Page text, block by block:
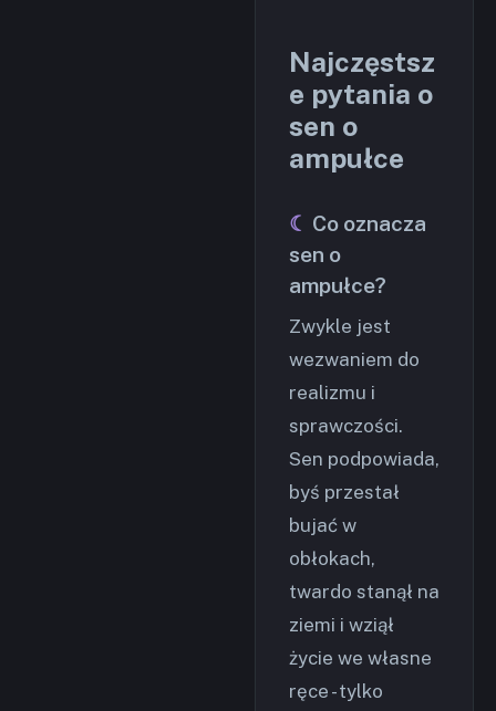
Najczęstsz
e pytania o
sen o
ampułce
Co oznacza
sen o
ampułce?
Zwykle jest
wezwaniem do
realizmu i
sprawczości.
Sen podpowiada,
byś przestał
bujać w
obłokach,
twardo stanął na
ziemi i wziął
życie we własne
ręce - tylko